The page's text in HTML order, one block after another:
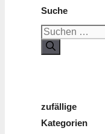
Suche
Suchen
nach:
zufällige
Kategorien